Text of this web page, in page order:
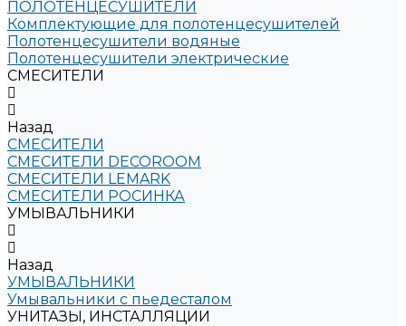
ПОЛОТЕНЦЕСУШИТЕЛИ
Комплектующие для полотенцесушителей
Полотенцесушители водяные
Полотенцесушители электрические
СМЕСИТЕЛИ
Назад
СМЕСИТЕЛИ
СМЕСИТЕЛИ DECOROOM
СМЕСИТЕЛИ LEMARK
СМЕСИТЕЛИ РОСИНКА
УМЫВАЛЬНИКИ
Назад
УМЫВАЛЬНИКИ
Умывальники с пьедесталом
УНИТАЗЫ, ИНСТАЛЛЯЦИИ